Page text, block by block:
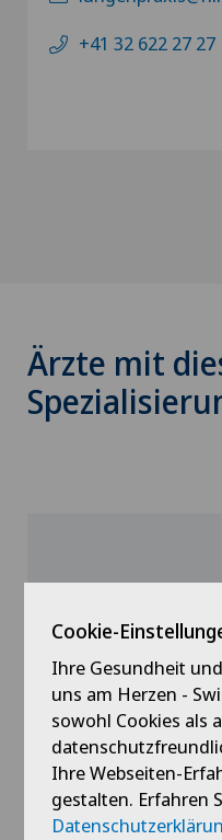
+41 32 622 27 27
Ärzte mit
Dr. med.
Spezialisierung
Pneumologie
Profil ansehen
Cookie-
Ihre Gesundheit
uns am Herzen -
sowohl Cookies als
Ihre Webseiten-
gestalten. Erfahren